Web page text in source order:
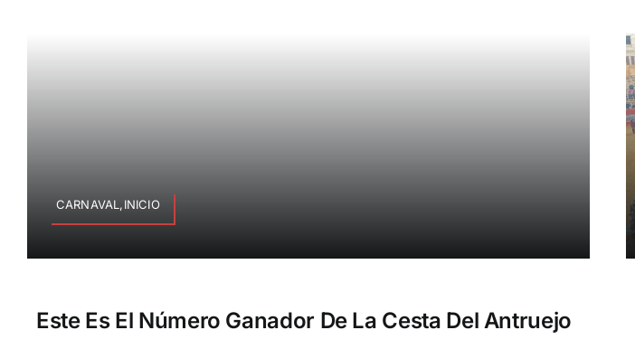
CARNAVAL,INICIO
Este Es El Número Ganador De La Cesta Del Antruejo